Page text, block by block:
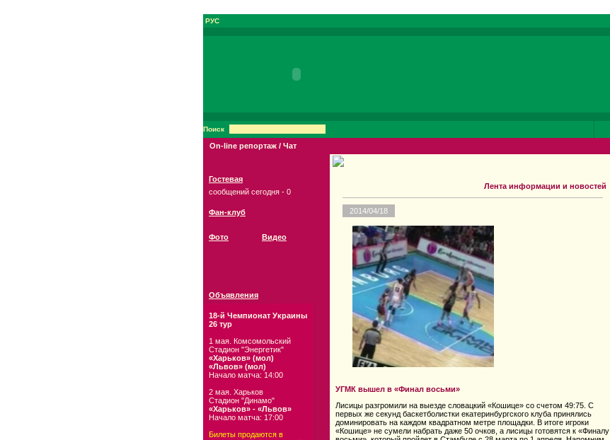
РУС
Поиск
On-line репортаж / Чат
Гостевая
сообщений сегодня - 0
Фан-клуб
Фото Видео
Объявления
18-й Чемпионат Украины
26 тур
1 мая. Комсомольский
Стадион "Энергетик"
«Харьков» (мол)
«Львов» (мол)
Начало матча: 14:00
2 мая. Харьков
Стадион "Динамо"
«Харьков» - «Львов»
Начало матча: 17:00
Билеты продаются в
Лента информации и новостей
2014/04/18
УГМК вышел в «Финал восьми»
Лисицы разгромили на выезде словацкий «Кошице» со счетом 49:75. С
первых же секунд баскетболистки екатеринбургского клуба принялись
доминировать на каждом квадратном метре площадки. В итоге игроки
«Кошице» не сумели набрать даже 50 очков, а лисицы готовятся к «Финалу